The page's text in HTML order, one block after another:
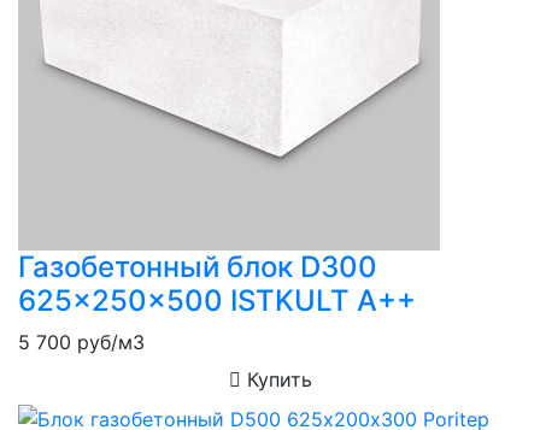
Газобетонный блок D300
625x250x500 ISTKULT A++
5 700 руб/м3
Купить